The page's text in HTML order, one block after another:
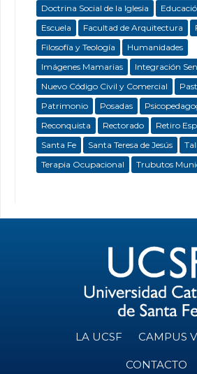
Doctrina Social de la Iglesia
Escuela
Facultad de Arquitectura
Filosofía y Teología
Humanidades
Imágenes Mamarias
Integración
Nuevo Código Civil y Comercial
Patrimonio
Posadas
Reconquista
Rectorado
Retiro
Santa Fe
Santa Teresa de Jesús
Terapia Ocupacional
Trubutos
LA UCSF CAMPUS
CONTACTO